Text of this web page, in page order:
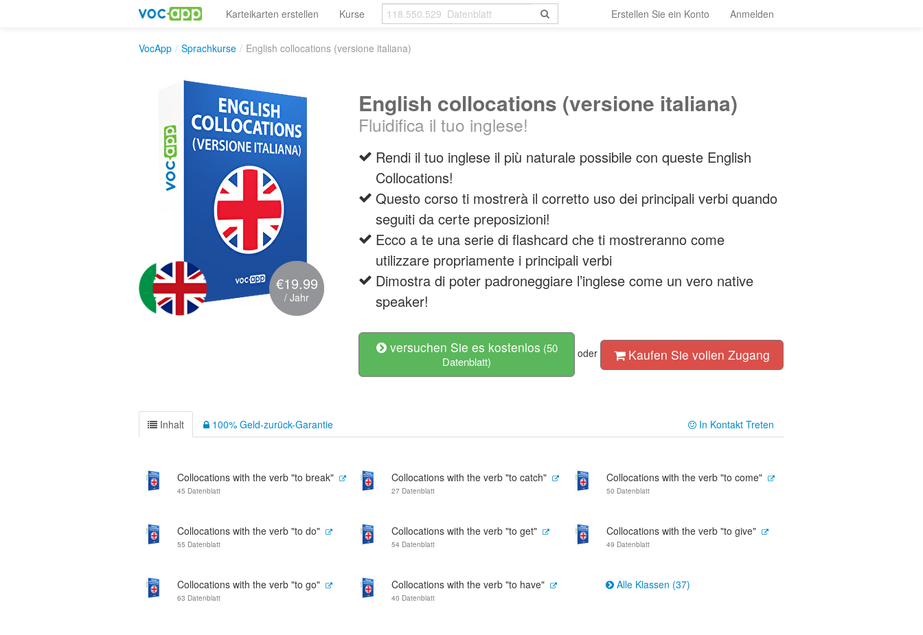
Karteikarten erstellen Kurse Erstellen Sie ein Konto Anmelden
VocApp / Sprachkurse / English collocations (versione italiana)
€19.99
/ Jahr
English collocations (versione italiana)
Fluidifica il tuo inglese!
Rendi il tuo inglese il più naturale possibile con queste English
Collocations!
Questo corso ti mostrerà il corretto uso dei principali verbi quando
seguiti da certe preposizioni!
Ecco a te una serie di flashcard che ti mostreranno come
utilizzare propriamente i principali verbi
Dimostra di poter padroneggiare l’inglese come un vero native
speaker!
versuchen Sie es kostenlos (50
Datenblatt)
oder Kaufen Sie vollen Zugang
Inhalt 100% Geld-zurück-Garantie In Kontakt Treten
Collocations with the verb "to break"
45 Datenblatt
Collocations with the verb "to catch"
27 Datenblatt
Collocations with the verb "to come"
50 Datenblatt
Collocations with the verb "to do"
55 Datenblatt
Collocations with the verb "to get"
54 Datenblatt
Collocations with the verb "to give"
49 Datenblatt
Collocations with the verb "to go"
63 Datenblatt
Collocations with the verb "to have"
40 Datenblatt
Alle Klassen (37)